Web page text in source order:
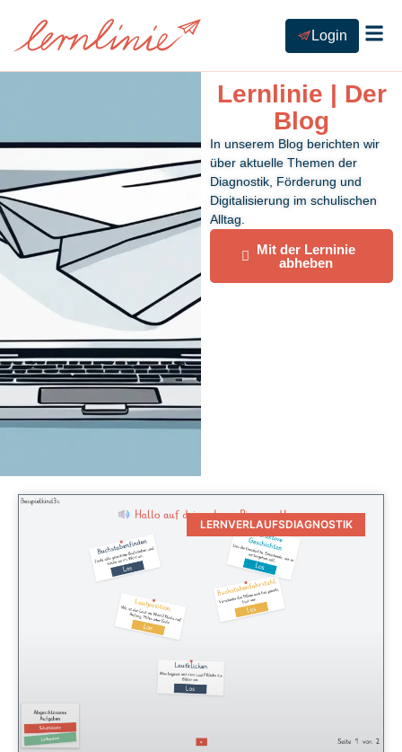
Login
Lernlinie | Der
Blog
In unserem Blog berichten wir
über aktuelle Themen der
Diagnostik, Förderung und
Digitalisierung im schulischen
Alltag.
Mit der Lerninie
abheben
LERNVERLAUFSDIAGNOSTIK